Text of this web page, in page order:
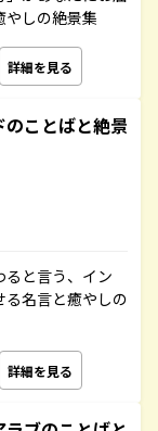
やしの絶景集
詳細を見る
ことばと絶景
と言う、イン
る名言と癒やしの
詳細を見る